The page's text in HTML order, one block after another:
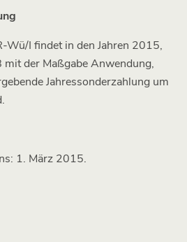
Wü/I findet in den Jahren 2015,
der Maßgabe Anwendung,
Jahressonderzahlung um
1. März 2015.